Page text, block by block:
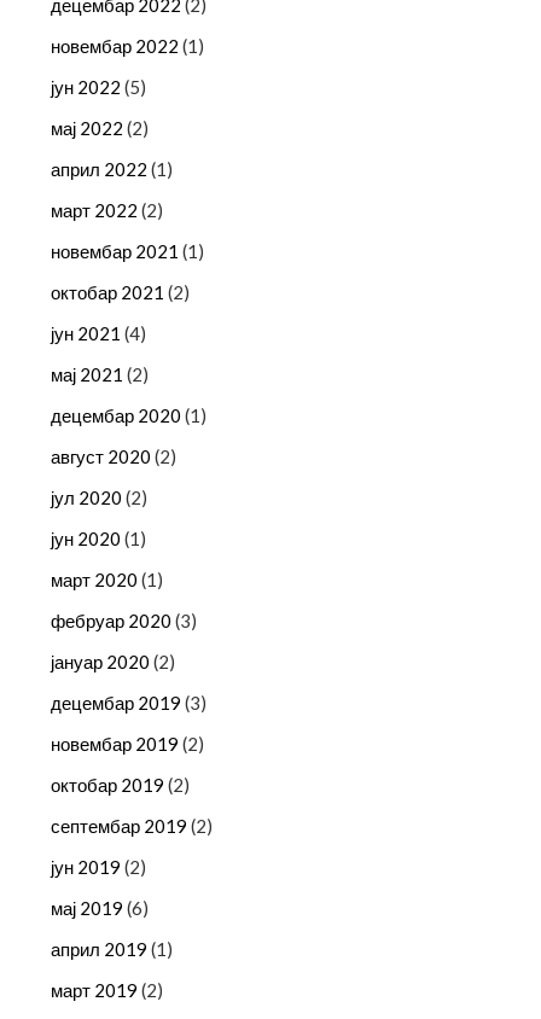
децембар 2022 (2)
новембар 2022 (1)
јун 2022 (5)
мај 2022 (2)
април 2022 (1)
март 2022 (2)
новембар 2021 (1)
октобар 2021 (2)
јун 2021 (4)
мај 2021 (2)
децембар 2020 (1)
август 2020 (2)
јул 2020 (2)
јун 2020 (1)
март 2020 (1)
фебруар 2020 (3)
јануар 2020 (2)
децембар 2019 (3)
новембар 2019 (2)
октобар 2019 (2)
септембар 2019 (2)
јун 2019 (2)
мај 2019 (6)
април 2019 (1)
март 2019 (2)